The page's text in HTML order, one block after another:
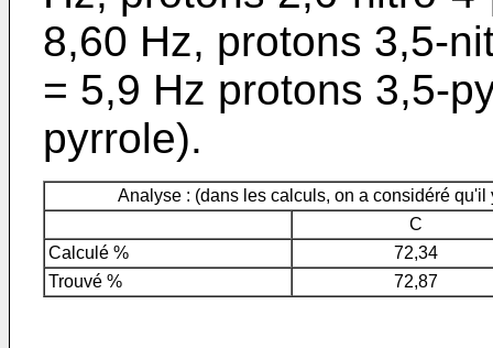
8,60 Hz, protons 3,5-
= 5,9 Hz protons 3,5-
pyrrole).
Analyse : (dans les calculs, on a considéré qu'il
C
Calculé %
72,34
Trouvé %
72,87